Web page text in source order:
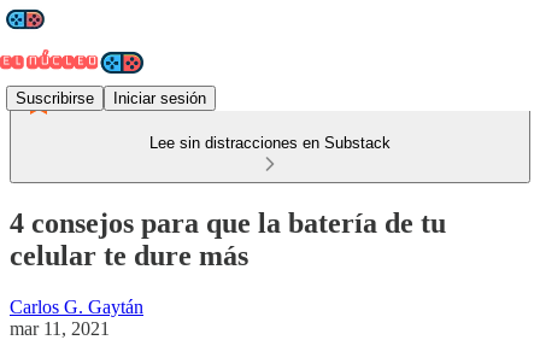
Suscribirse Iniciar sesión
Lee sin distracciones en Substack
4 consejos para que la batería de tu
celular te dure más
Carlos G. Gaytán
mar 11, 2021